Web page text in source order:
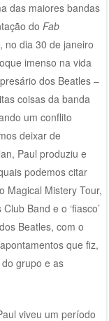
das maiores bandas
do Fab
no dia 30 de janeiro
imenso na vida
dos Beatles –
coisas da banda
um conflito
deixar de
Paul produziu e
podemos citar
Magical Mistery Tour,
Band e o ‘fiasco’
Beatles, com o
que fiz,
grupo e as
viveu um período